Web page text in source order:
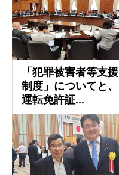
「犯罪被害者等支援
制度」についてと、
運転免許証...